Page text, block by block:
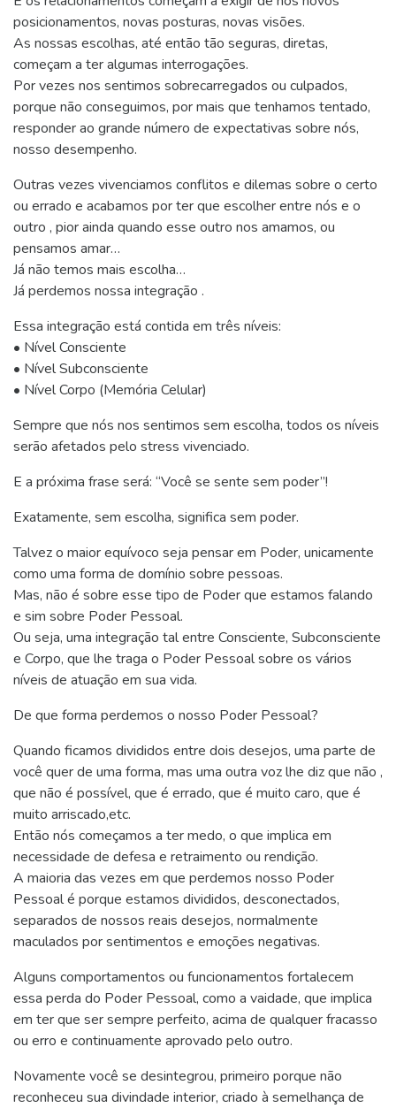
posicionamentos, novas posturas, novas visões.
As nossas escolhas, até então tão seguras, diretas,
começam a ter algumas interrogações.
Por vezes nos sentimos sobrecarregados ou culpados,
porque não conseguimos, por mais que tenhamos tentado,
responder ao grande número de expectativas sobre nós,
nosso desempenho.
Outras vezes vivenciamos conflitos e dilemas sobre o certo
ou errado e acabamos por ter que escolher entre nós e o
outro , pior ainda quando esse outro nos amamos, ou
pensamos amar…
Já não temos mais escolha…
Já perdemos nossa integração .
Essa integração está contida em três níveis:
• Nível Consciente
• Nível Subconsciente
• Nível Corpo (Memória Celular)
Sempre que nós nos sentimos sem escolha, todos os níveis
serão afetados pelo stress vivenciado.
E a próxima frase será: “Você se sente sem poder”!
Exatamente, sem escolha, significa sem poder.
Talvez o maior equívoco seja pensar em Poder, unicamente
como uma forma de domínio sobre pessoas.
Mas, não é sobre esse tipo de Poder que estamos falando
e sim sobre Poder Pessoal.
Ou seja, uma integração tal entre Consciente, Subconsciente
e Corpo, que lhe traga o Poder Pessoal sobre os vários
níveis de atuação em sua vida.
De que forma perdemos o nosso Poder Pessoal?
Quando ficamos divididos entre dois desejos, uma parte de
você quer de uma forma, mas uma outra voz lhe diz que não ,
que não é possível, que é errado, que é muito caro, que é
muito arriscado,etc.
Então nós começamos a ter medo, o que implica em
necessidade de defesa e retraimento ou rendição.
A maioria das vezes em que perdemos nosso Poder
Pessoal é porque estamos divididos, desconectados,
separados de nossos reais desejos, normalmente
maculados por sentimentos e emoções negativas.
Alguns comportamentos ou funcionamentos fortalecem
essa perda do Poder Pessoal, como a vaidade, que implica
em ter que ser sempre perfeito, acima de qualquer fracasso
ou erro e continuamente aprovado pelo outro.
Novamente você se desintegrou, primeiro porque não
reconheceu sua divindade interior, criado à semelhança de